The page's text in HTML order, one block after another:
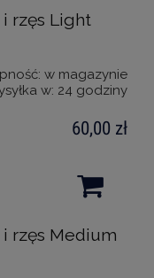
rzęs Light
w magazynie
w: 24 godziny
60,00 zł
rzęs Medium